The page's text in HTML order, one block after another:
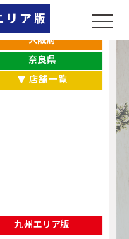
兵庫県
大阪府
奈良県
▼ 店舗一覧
九州エリア版